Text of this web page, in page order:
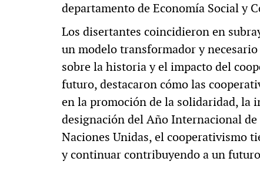
departamento de Economía Social y
Los disertantes coincidieron en
un modelo transformador y
sobre la historia y el impacto del
futuro, destacaron cómo las
en la promoción de la solidaridad, la
designación del Año Internacional
Naciones Unidas, el cooperativismo
y continuar contribuyendo a un